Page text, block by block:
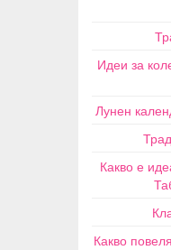
Идеи за
Лунен
Какво е
Какво